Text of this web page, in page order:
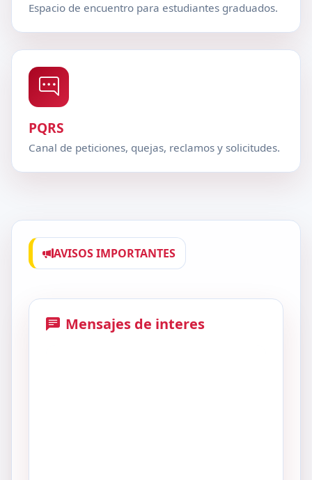
Espacio de encuentro para estudiantes graduados.
PQRS
Canal de peticiones, quejas, reclamos y solicitudes.
AVISOS IMPORTANTES
Mensajes de interes